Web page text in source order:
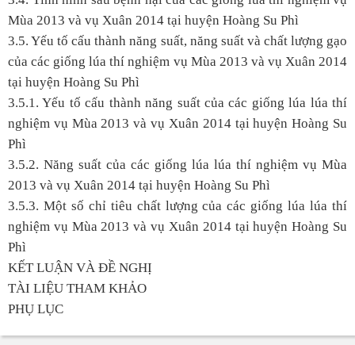
Mùa 2013 và vụ Xuân 2014 tại huyện Hoàng Su Phì
3.5. Yếu tố cấu thành năng suất, năng suất và chất lượng gạo
của các giống lúa thí nghiệm vụ Mùa 2013 và vụ Xuân 2014
tại huyện Hoàng Su Phì
3.5.1. Yếu tố cấu thành năng suất của các giống lúa lúa thí
nghiệm vụ Mùa 2013 và vụ Xuân 2014 tại huyện Hoàng Su
Phì
3.5.2. Năng suất của các giống lúa lúa thí nghiệm vụ Mùa
2013 và vụ Xuân 2014 tại huyện Hoàng Su Phì
3.5.3. Một số chỉ tiêu chất lượng của các giống lúa lúa thí
nghiệm vụ Mùa 2013 và vụ Xuân 2014 tại huyện Hoàng Su
Phì
KẾT LUẬN VÀ ĐỀ NGHỊ
TÀI LIỆU THAM KHẢO
PHỤ LỤC